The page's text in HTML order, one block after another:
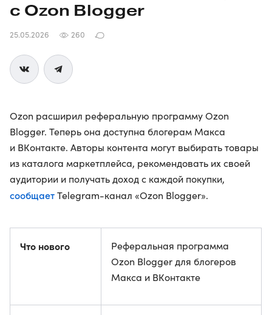
с Ozon Blogger
25.05.2026 260
Ozon расширил реферальную программу Ozon
Blogger. Теперь она доступна блогерам Макса
и ВКонтакте. Авторы контента могут выбирать товары
из каталога маркетплейса, рекомендовать их своей
аудитории и получать доход с каждой покупки,
сообщаетTelegram-канал «Ozon Blogger».
Что нового
Реферальная программа
Ozon Blogger для блогеров
Макса и ВКонтакте